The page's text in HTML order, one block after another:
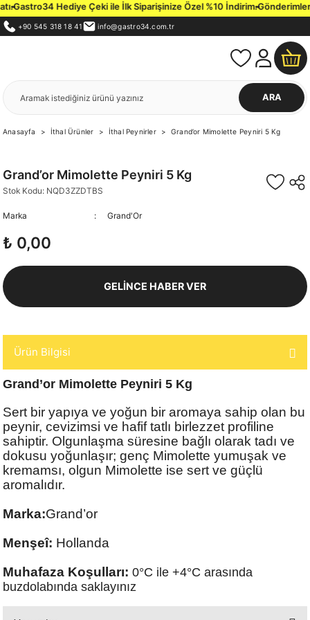
Gastro34 Hediye Çeki ile İlk Siparişinize Özel %10 İndirim.
+90 545 318 18 41 info@gastro34.com.tr
ARA
Anasayfa İthal Ürünler İthal Peynirler Grand’or Mimolette Peyniri 5 Kg
Grand’or Mimolette Peyniri 5 Kg
Stok Kodu: NQD3ZZDTBS
Marka Grand'Or
₺ 0,00
GELİNCE HABER VER
Ürün Bilgisi
Grand’or Mimolette Peyniri 5 Kg
Sert bir yapıya ve yoğun bir aromaya sahip olan bu
peynir, cevizimsi ve hafif tatlı birlezzet profiline
sahiptir. Olgunlaşma süresine bağlı olarak tadı ve
dokusu yoğunlaşır; genç Mimolette yumuşak ve
kremamsı, olgun Mimolette ise sert ve güçlü
aromalıdır.
Marka:Grand’or
Menşeî: Hollanda
Muhafaza Koşulları: 0°C ile +4°C arasında
buzdolabında saklayınız